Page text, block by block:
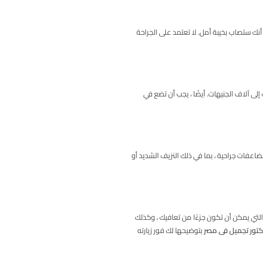
ستصاب بخيبة أمل. لا تعتمد على الجراحة
آلاف الجنيهات. أيضًا ، يجب أن تضع في
جراحية ، بما في ذلك النزيف الشديد أو
التي يمكن أن تكون جزءًا من تعافيك ، وكذلك
تجميل فى مصربتوضيحها لك فور زيارته